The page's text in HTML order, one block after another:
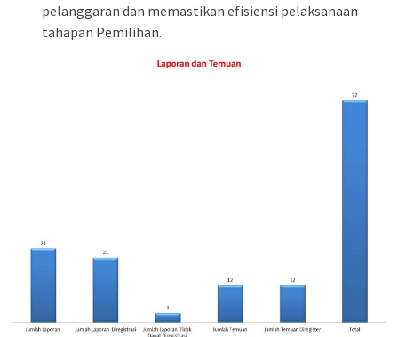
pelanggaran dan memastikan efisiensi pelaksanaan
tahapan Pemilihan.